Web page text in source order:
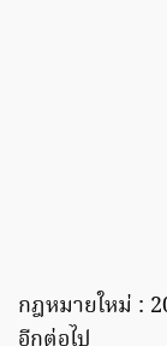
กฎหมายใหม่ :